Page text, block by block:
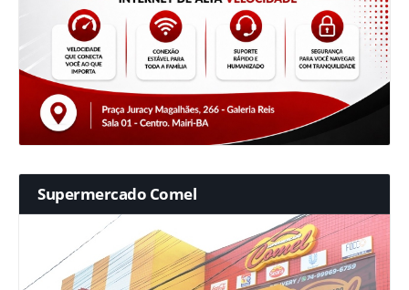
Supermercado Comel